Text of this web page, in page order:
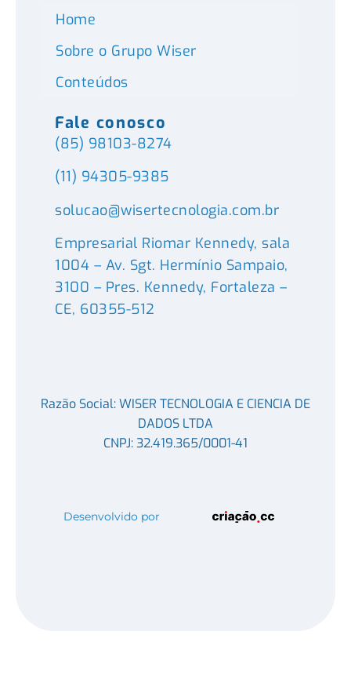
Home
Sobre o Grupo Wiser
Conteúdos
Fale conosco
(85) 98103-8274
(11) 94305-9385
solucao@wisertecnologia.com.br
Empresarial Riomar Kennedy, sala
1004 – Av. Sgt. Hermínio Sampaio,
3100 – Pres. Kennedy, Fortaleza –
CE, 60355-512
Razão Social: WISER TECNOLOGIA E CIENCIA DE
DADOS LTDA
CNPJ: 32.419.365/0001-41
Desenvolvido por